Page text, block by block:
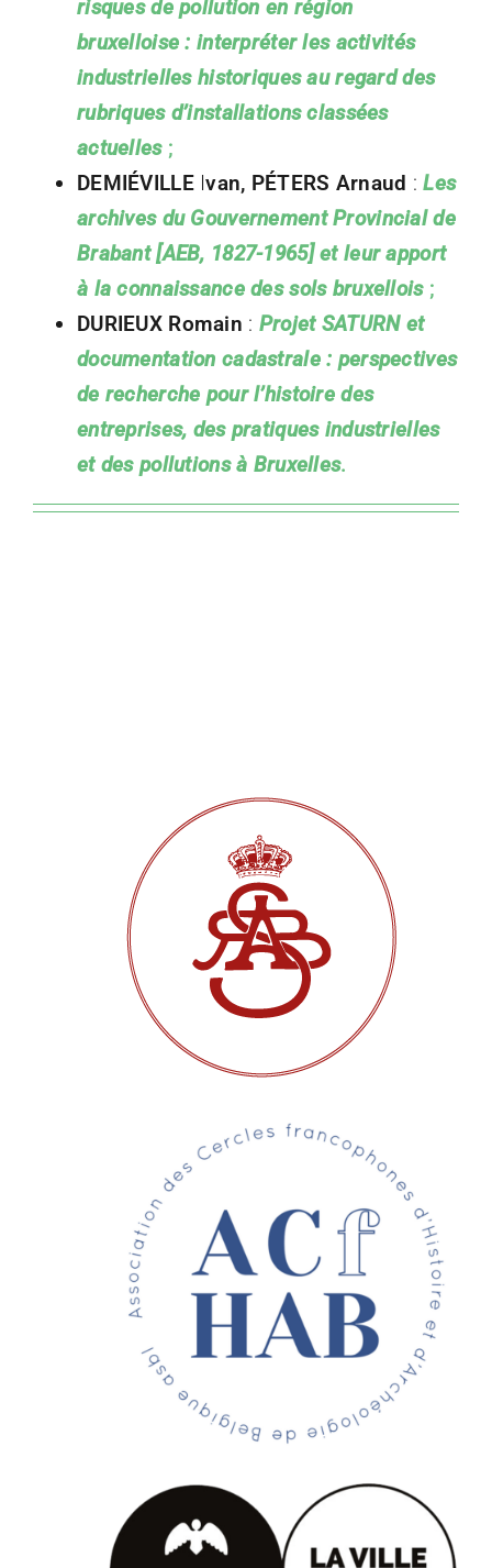
risques de pollution en région
bruxelloise : interpréter les activités
industrielles historiques au regard des
rubriques d’installations classées
actuelles;
DEMIÉVILLEIvan, PÉTERS Arnaud :Les
archives du Gouvernement Provincial de
Brabant [AEB, 1827-1965] et leur apport
à la connaissance des sols bruxellois;
DURIEUX Romain : Projet SATURN et
documentation cadastrale : perspectives
de recherche pour l’histoire des
entreprises, des pratiques industrielles
et des pollutions à Bruxelles.